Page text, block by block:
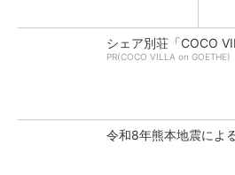
シェア別荘「COCO
PR(COCO VILLA on GOETHE)
令和8年熊本地震によ